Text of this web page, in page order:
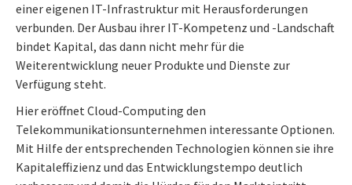
einer eigenen IT-Infrastruktur mit Herausforderungen
verbunden. Der Ausbau ihrer IT-Kompetenz und -Landschaft
bindet Kapital, das dann nicht mehr für die
Weiterentwicklung neuer Produkte und Dienste zur
Verfügung steht.
Hier eröffnet Cloud-Computing den
Telekommunikationsunternehmen interessante Optionen.
Mit Hilfe der entsprechenden Technologien können sie ihre
Kapitaleffizienz und das Entwicklungstempo deutlich